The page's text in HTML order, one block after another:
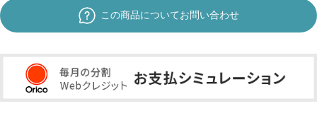
この商品についてお問い合わせ